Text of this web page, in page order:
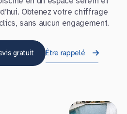
Obtenez votre chiffrage
sans aucun engagement.
gratuit Être rappelé